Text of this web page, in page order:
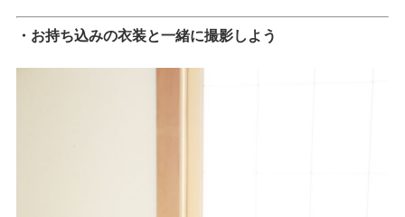
・お持ち込みの衣装と一緒に撮影しよう